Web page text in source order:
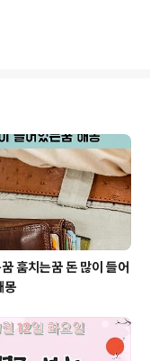
오
과
신
,
훔치는꿈 돈 많이 들어
몽